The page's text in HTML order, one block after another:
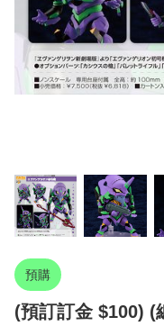
預購
(預訂訂金 $100) (